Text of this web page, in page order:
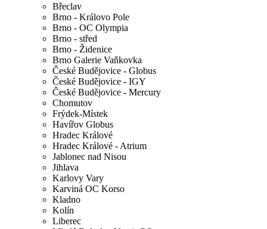
Břeclav
Brno - Královo Pole
Brno - OC Olympia
Brno - střed
Brno - Židenice
Brno Galerie Vaňkovka
České Budějovice - Globus
České Budějovice - IGY
České Budějovice - Mercury
Chomutov
Frýdek-Místek
Havířov Globus
Hradec Králové
Hradec Králové - Atrium
Jablonec nad Nisou
Jihlava
Karlovy Vary
Karviná OC Korso
Kladno
Kolín
Liberec